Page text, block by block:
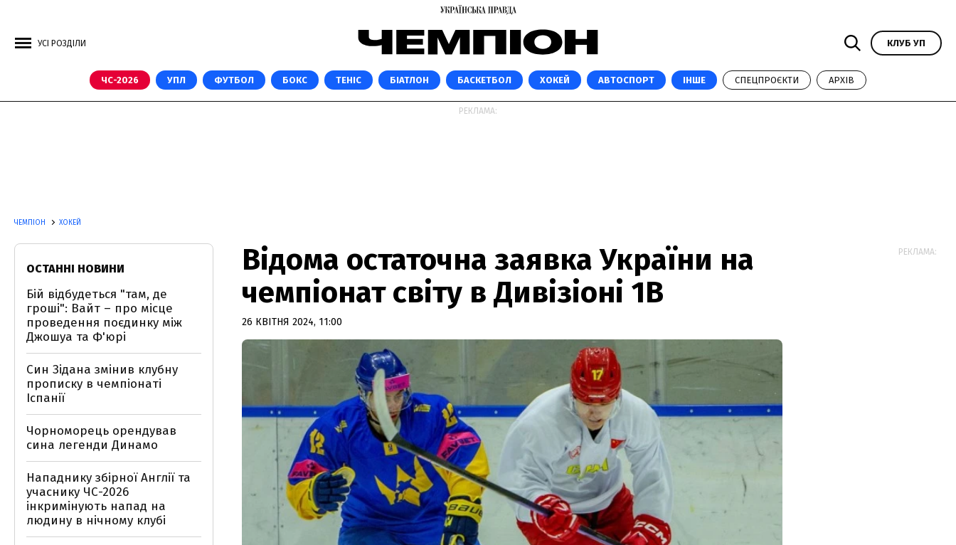
УСІ РОЗДІЛИ КЛУБ УП
ЧС-2026 УПЛ ФУТБОЛ БОКС ТЕНІС БІАТЛОН БАСКЕТБОЛ ХОКЕЙ АВТОСПОРТ ІНШЕ СПЕЦПРОЄКТИ АРХІВ
РЕКЛАМА:
ЧЕМПІОН ХОКЕЙ
Відома остаточна заявка України на
чемпіонат світу в Дивізіоні 1В
26 КВІТНЯ 2024, 11:00
ОСТАННІ НОВИНИ
Бій відбудеться "там, де
гроші": Вайт – про місце
проведення поєдинку між
Джошуа та Ф'юрі
Син Зідана змінив клубну
прописку в чемпіонаті
Іспанії
Чорноморець орендував
сина легенди Динамо
Нападнику збірної Англії та
учаснику ЧС-2026
інкримінують напад на
людину в нічному клубі
РЕКЛАМА: